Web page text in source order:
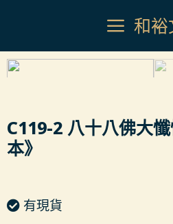
和裕
C119-2 八十八佛大
本》
有現貨